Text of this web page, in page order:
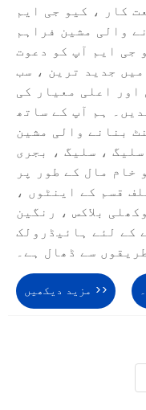
کار ، کیو جی ایم
والی مشین فراہم
جی ایم آپ کو دعوت
جدید ترین ، سب
اعلی معیار کی
ہم آپ کے ساتھ
بنانے والی مشین
، سلیگ ، بجری
خام مال کے طور پر
قسم کے اینٹوں ،
بلاکس ، رنگین
کے لئے ہائیڈرولک
سے ڈھال ہے۔
مزید دیکھیں >>